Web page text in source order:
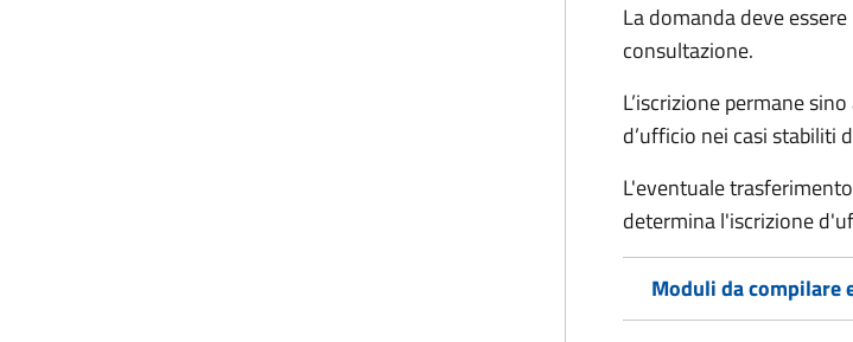
La domanda deve
consultazione.
L’iscrizione permane
d’ufficio nei casi stabiliti
L'eventuale
determina l'iscrizione
Moduli da compilare